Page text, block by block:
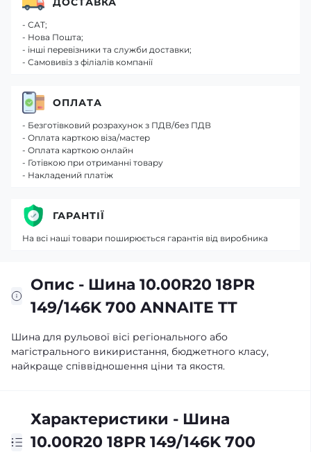
Опис - Шина 10.00R20 18PR
149/146K 700 ANNAITE TT
Шина для рульової вісі регіонального або
магістрального викиристання, бюджетного класу,
найкраще співвідношення ціни та якостя.
Характеристики - Шина
10.00R20 18PR 149/146K 700
- САТ;
- Нова Пошта;
- інші перевізники та служби доставки;
- Самовивіз з філіалів компанії
ОПЛАТА
- Безготівковий розрахунок з ПДВ/без ПДВ
- Оплата карткою віза/мастер
- Оплата карткою онлайн
- Готівкою при отриманні товару
- Накладений платіж
ГАРАНТІЇ
На всі наші товари поширюється гарантія від виробника